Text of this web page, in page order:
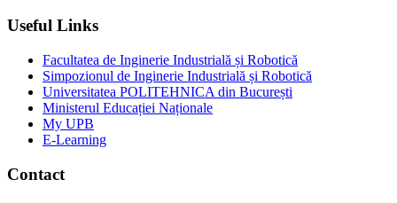
Useful Links
Facultatea de Inginerie Industrială și Robotică
Simpozionul de Inginerie Industrială și Robotică
Universitatea POLITEHNICA din București
Ministerul Educației Naționale
My UPB
E-Learning
Contact